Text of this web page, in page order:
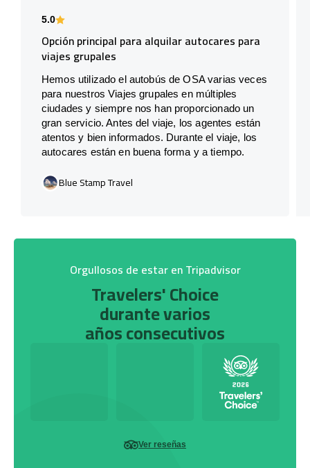
5.0
Opción principal para alquilar autocares para
viajes grupales
Hemos utilizado el autobús de OSA varias veces
para nuestros Viajes grupales en múltiples
ciudades y siempre nos han proporcionado un
gran servicio. Antes del viaje, los agentes están
atentos y bien informados. Durante el viaje, los
autocares están en buena forma y a tiempo.
Blue Stamp Travel
Orgullosos de estar en Tripadvisor
Travelers' Choice
durante varios
años consecutivos
Ver reseñas